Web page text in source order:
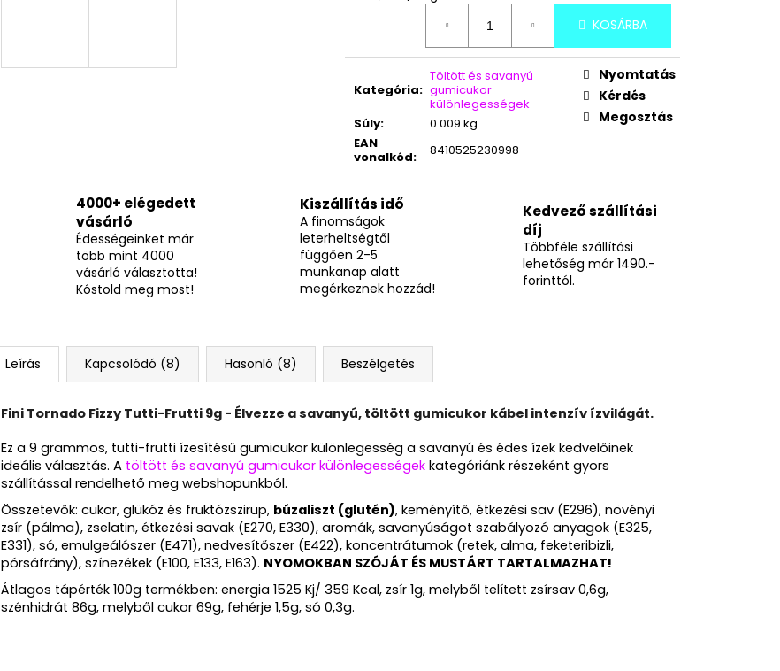
KOSÁRBA
Kategória:
Töltött és savanyú
gumicukor
különlegességek
Súly:
0.009 kg
EAN
vonalkód: 8410525230998
Nyomtatás
Kérdés
Megosztás
4000+ elégedett
vásárló
Édességeinket már
több mint 4000
vásárló választotta!
Kóstold meg most!
Kiszállítás idő
A finomságok
leterheltségtől
függően 2-5
munkanap alatt
megérkeznek hozzád!
Kedvező szállítási
díj
Többféle szállítási
lehetőség már 1490.-
forinttól.
Leírás Kapcsolódó (8) Hasonló (8) Beszélgetés
Fini Tornado Fizzy Tutti-Frutti 9g - Élvezze a savanyú, töltött gumicukor kábel intenzív ízvilágát.
Ez a 9 grammos, tutti-frutti ízesítésű gumicukor különlegesség a savanyú és édes ízek kedvelőinek
ideális választás. A töltött és savanyú gumicukor különlegességek kategóriánk részeként gyors
szállítással rendelhető meg webshopunkból.
Összetevők: cukor, glükóz és fruktózszirup, búzaliszt (glutén), keményítő, étkezési sav (E296), növényi
zsír (pálma), zselatin, étkezési savak (E270, E330), aromák, savanyúságot szabályozó anyagok (E325,
E331), só, emulgeálószer (E471), nedvesítőszer (E422), koncentrátumok (retek, alma, feketeribizli,
pórsáfrány), színezékek (E100, E133, E163). NYOMOKBAN SZÓJÁT ÉS MUSTÁRT TARTALMAZHAT!
Átlagos tápérték 100g termékben: energia 1525 Kj/ 359 Kcal, zsír 1g, melyből telített zsírsav 0,6g,
szénhidrát 86g, melyből cukor 69g, fehérje 1,5g, só 0,3g.
TUTTI CSOKOLÁDÉ ÍZŰ FAGYIPOR 96G